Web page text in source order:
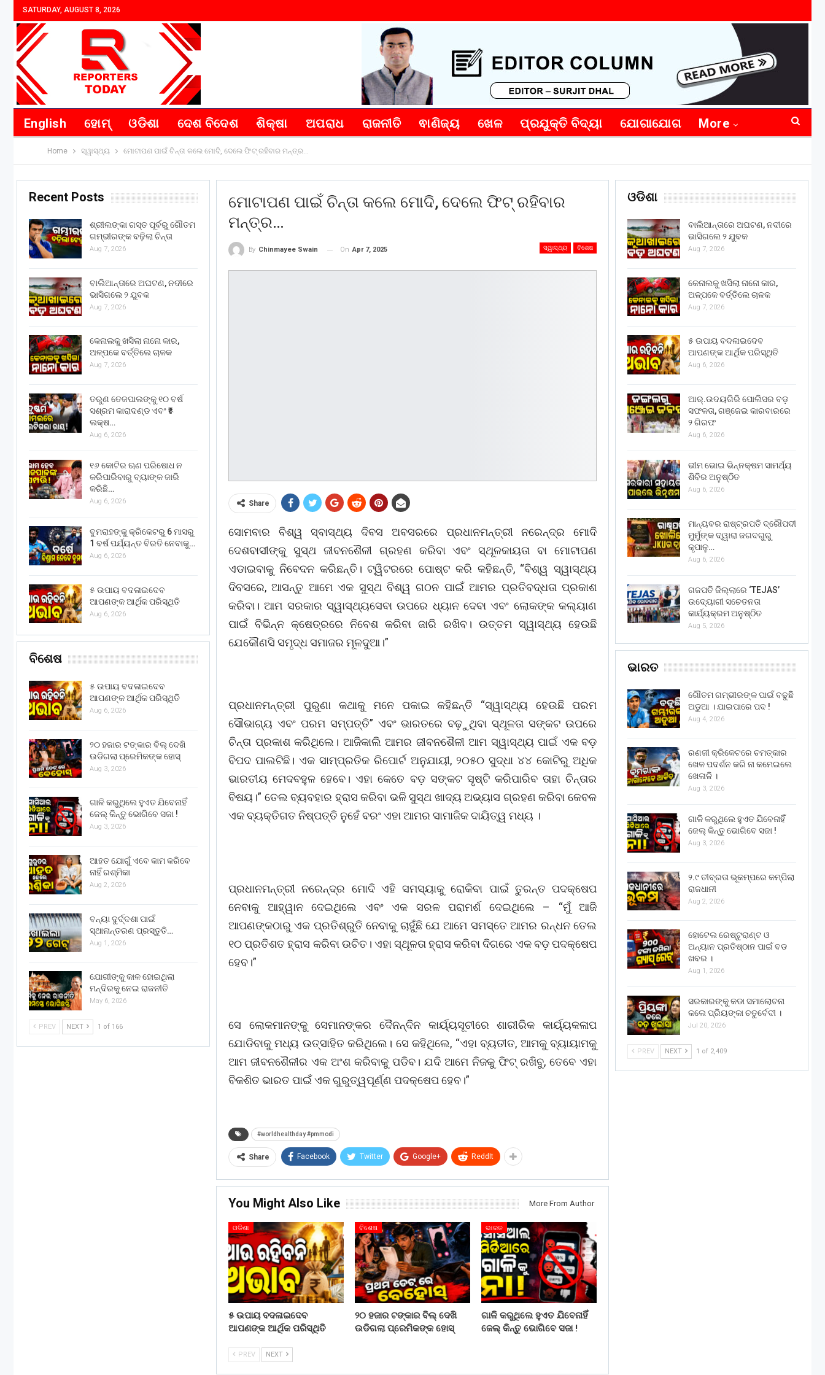
SATURDAY, AUGUST 8, 2026
English ହୋମ୍ ଓଡିଶା ଦେଶ ବିଦେଶ ଶିକ୍ଷା ଅପରାଧ ରାଜନୀତି ଵାଣିଜ୍ୟ ଖେଳ ପ୍ରଯୁକ୍ତି ବିଦ୍ୟା ଯୋଗାଯୋଗ More
Home ସ୍ୱାସ୍ଥ୍ୟ ମୋଟାପଣ ପାଇଁ ଚିନ୍ତା କଲେ ମୋଦି, ଦେଲେ ଫିଟ୍ ରହିବାର ମନ୍ତ୍ର…
ମୋଟାପଣ ପାଇଁ ଚିନ୍ତା କଲେ ମୋଦି, ଦେଲେ ଫିଟ୍ ରହିବାର
ମନ୍ତ୍ର…
ସ୍ୱାସ୍ଥ୍ୟ ବିଶେଷ
By Chinmayee Swain On Apr 7, 2025
Share
ସୋମବାର ବିଶ୍ୱ ସ୍ବାସ୍ଥ୍ୟ ଦିବସ ଅବସରରେ ପ୍ରଧାନମନ୍ତ୍ରୀ ନରେନ୍ଦ୍ର ମୋଦି
ଦେଶବାସୀଙ୍କୁ ସୁସ୍ଥ ଜୀବନଶୈଳୀ ଗ୍ରହଣ କରିବା ଏବଂ ସ୍ଥୂଳକାୟତା ବା ମୋଟାପଣ
ଏଡାଇବାକୁ ନିବେଦନ କରିଛନ୍ତି। ଟ୍ୱିଟରରେ ପୋଷ୍ଟ କରି କହିଛନ୍ତି, “ବିଶ୍ୱ ସ୍ୱାସ୍ଥ୍ୟ
ଦିବସରେ, ଆସନ୍ତୁ ଆମେ ଏକ ସୁସ୍ଥ ବିଶ୍ୱ ଗଠନ ପାଇଁ ଆମର ପ୍ରତିବଦ୍ଧତା ପ୍ରକାଶ
କରିବା। ଆମ ସରକାର ସ୍ୱାସ୍ଥ୍ୟସେବା ଉପରେ ଧ୍ୟାନ ଦେବା ଏବଂ ଲୋକଙ୍କ କଲ୍ୟାଣ
ପାଇଁ ବିଭିନ୍ନ କ୍ଷେତ୍ରରେ ନିବେଶ କରିବା ଜାରି ରଖିବ। ଉତ୍ତମ ସ୍ୱାସ୍ଥ୍ୟ ହେଉଛି
ଯେକୌଣସି ସମୃଦ୍ଧ ସମାଜର ମୂଳଦୁଆ।”
ପ୍ରଧାନମନ୍ତ୍ରୀ ପୁରୁଣା କଥାକୁ ମନେ ପକାଇ କହିଛନ୍ତି “ସ୍ୱାସ୍ଥ୍ୟ ହେଉଛି ପରମ
ସୌଭାଗ୍ୟ ଏବଂ ପରମ ସମ୍ପତ୍ତି” ଏବଂ ଭାରତରେ ବଢ଼ୁଥିବା ସ୍ଥୂଳତା ସଙ୍କଟ ଉପରେ
ଚିନ୍ତା ପ୍ରକାଶ କରିଥିଲେ। ଆଜିକାଲି ଆମର ଜୀବନଶୈଳୀ ଆମ ସ୍ୱାସ୍ଥ୍ୟ ପାଇଁ ଏକ ବଡ଼
ବିପଦ ପାଲଟିଛି। ଏକ ସାମ୍ପ୍ରତିକ ରିପୋର୍ଟ ଅନୁଯାୟୀ, ୨୦୫୦ ସୁଦ୍ଧା ୪୪ କୋଟିରୁ ଅଧିକ
ଭାରତୀୟ ମେଦବହୁଳ ହେବେ। ଏହା କେତେ ବଡ଼ ସଙ୍କଟ ସୃଷ୍ଟି କରିପାରିବ ତାହା ଚିନ୍ତାର
ବିଷୟ।” ତେଲ ବ୍ୟବହାର ହ୍ରାସ କରିବା ଭଳି ସୁସ୍ଥ ଖାଦ୍ୟ ଅଭ୍ୟାସ ଗ୍ରହଣ କରିବା କେବଳ
ଏକ ବ୍ୟକ୍ତିଗତ ନିଷ୍ପତ୍ତି ନୁହେଁ ବରଂ ଏହା ଆମର ସାମାଜିକ ଦାୟିତ୍ୱ ମଧ୍ୟ ।
ପ୍ରଧାନମନ୍ତ୍ରୀ ନରେନ୍ଦ୍ର ମୋଦି ଏହି ସମସ୍ୟାକୁ ରୋକିବା ପାଇଁ ତୁରନ୍ତ ପଦକ୍ଷେପ
ନେବାକୁ ଆହ୍ୱାନ ଦେଇଥିଲେ ଏବଂ ଏକ ସରଳ ପରାମର୍ଶ ଦେଇଥିଲେ – “ମୁଁ ଆଜି
ଆପଣଙ୍କଠାରୁ ଏକ ପ୍ରତିଶ୍ରୁତି ନେବାକୁ ଚାହୁଁଛି ଯେ ଆମେ ସମସ୍ତେ ଆମର ରନ୍ଧନ ତେଲ
୧୦ ପ୍ରତିଶତ ହ୍ରାସ କରିବା ଉଚିତ। ଏହା ସ୍ଥୂଳତା ହ୍ରାସ କରିବା ଦିଗରେ ଏକ ବଡ଼ ପଦକ୍ଷେପ
ହେବ।”
ସେ ଲୋକମାନଙ୍କୁ ସେମାନଙ୍କର ଦୈନନ୍ଦିନ କାର୍ୟ୍ୟସୂଚୀରେ ଶାରୀରିକ କାର୍ୟ୍ୟକଳାପ
ଯୋଡିବାକୁ ମଧ୍ୟ ଉତ୍ସାହିତ କରିଥିଲେ। ସେ କହିଥିଲେ, “ଏହା ବ୍ୟତୀତ, ଆମକୁ ବ୍ୟାୟାମକୁ
ଆମ ଜୀବନଶୈଳୀର ଏକ ଅଂଶ କରିବାକୁ ପଡିବ। ଯଦି ଆମେ ନିଜକୁ ଫିଟ୍ ରଖିବୁ, ତେବେ ଏହା
ବିକଶିତ ଭାରତ ପାଇଁ ଏକ ଗୁରୁତ୍ୱପୂର୍ଣ୍ଣ ପଦକ୍ଷେପ ହେବ।”
#worldhealthday #pmmodi
Share Facebook Twitter Google+ ReddIt
You Might Also Like More From Author
ଓଡିଶା
୫ ଉପାୟ ବଦଳାଇଦେବ
ଆପଣଙ୍କ ଆର୍ଥିକ ପରିସ୍ଥିତି
ବିଶେଷ
୨୦ ହଜାର ଟଙ୍କାର ବିଲ୍ ଦେଖି
ଉଡିଗଲା ପ୍ରେମିକଙ୍କ ହୋସ୍
ଭାରତ
ଗାଳି କରୁଥିଲେ ହୁଏତ ଯିବେନାହିଁ
ଜେଲ୍ କିନ୍ତୁ ଭୋଗିବେ ସଜା !
PREV NEXT
ଓଡିଶା
ବାଲିଆନ୍ତାରେ ଅଘଟଣ, ନଦୀରେ
ଭାସିଗଲେ ୨ ଯୁବକ
Aug 7, 2026
କେନାଲକୁ ଖସିଲା ନାନୋ କାର,
ଅଳ୍ପକେ ବର୍ତ୍ତିଲେ ଚାଳକ
Aug 7, 2026
୫ ଉପାୟ ବଦଳାଇଦେବ
ଆପଣଙ୍କ ଆର୍ଥିକ ପରିସ୍ଥିତି
Aug 6, 2026
ଆର୍.ଉଦୟଗିରି ପୋଲିସର ବଡ଼
ସଫଳତା, ଗଞ୍ଜେଇ କାରବାରରେ
୨ ଗିରଫ
Aug 6, 2026
ଭୀମ ଭୋଇ ଭିନ୍ନକ୍ଷମ ସାମର୍ଥ୍ୟ
ଶିବିର ଅନୁଷ୍ଠିତ
Aug 6, 2026
ମାନ୍ୟବର ରାଷ୍ଟ୍ରପତି ଦ୍ରୌପଦୀ
ମୁର୍ମୁଙ୍କ ଦ୍ୱାରା ଜଗଦଗୁରୁ
କୃପାଳୁ…
Aug 6, 2026
ଗଜପତି ଜିଲ୍ଲାରେ ‘TEJAS’
ଉଦ୍ୟୋଗୀ ସଚେତନତା
କାର୍ଯ୍ୟକ୍ରମ ଅନୁଷ୍ଠିତ
Aug 5, 2026
ଭାରତ
ଗୌତମ ଗମ୍ଭୀରଙ୍କ ପାଇଁ ବଢୁଛି
ଅଡୁଆ । ଯାଇପାରେ ପଦ !
Aug 4, 2026
ରଣଜୀ କ୍ରିକେଟରେ ଚମତ୍କାର
ଖେଳ ପଦର୍ଶନ କରି ନା କମେଇଲେ
ଖେଳାଳି ।
Aug 3, 2026
ଗାଳି କରୁଥିଲେ ହୁଏତ ଯିବେନାହିଁ
ଜେଲ୍ କିନ୍ତୁ ଭୋଗିବେ ସଜା !
Aug 3, 2026
୨.୯ ତୀବ୍ରତା ଭୂକମ୍ପରେ କମ୍ପିଲା
ରାଜଧାନୀ
Aug 2, 2026
ହୋଟେଲ ରେଷ୍ଟୁରାଣ୍ଟ ଓ
ଅନ୍ୟାନ ପ୍ରତିଷ୍ଠାନ ପାଇଁ ବଡ
ଖବର ।
Aug 1, 2026
ସରକାରଙ୍କୁ କଡା ସମାଲୋଚନା
କଲେ ପ୍ରିୟଙ୍କା ଚତୁର୍ବେଦୀ ।
Jul 20, 2026
PREV NEXT 1 of 2,409
Recent Posts
ଶ୍ରୀଲଙ୍କା ଗସ୍ତ ପୂର୍ବରୁ ଗୌତମ
ଗମ୍ଭୀରଙ୍କ ବଢ଼ିଲା ଚିନ୍ତା
Aug 7, 2026
ବାଲିଆନ୍ତାରେ ଅଘଟଣ, ନଦୀରେ
ଭାସିଗଲେ ୨ ଯୁବକ
Aug 7, 2026
କେନାଲକୁ ଖସିଲା ନାନୋ କାର,
ଅଳ୍ପକେ ବର୍ତ୍ତିଲେ ଚାଳକ
Aug 7, 2026
ତରୁଣ ତେଜପାଲଙ୍କୁ ୧୦ ବର୍ଷ
ସଶ୍ରମ କାରାଦଣ୍ଡ ଏବଂ ₹୫
ଲକ୍ଷ…
Aug 6, 2026
୧୬ କୋଟିର ଋଣ ପରିଷୋଧ ନ
କରିପାରିବାରୁ ବ୍ୟାଙ୍କ ଜାରି
କରିଛି…
Aug 6, 2026
ବୁମରାହଙ୍କୁ କ୍ରିକେଟରୁ 6 ମାସରୁ
1 ବର୍ଷ ପର୍ଯ୍ୟନ୍ତ ବିରତି ନେବାକୁ…
Aug 6, 2026
୫ ଉପାୟ ବଦଳାଇଦେବ
ଆପଣଙ୍କ ଆର୍ଥିକ ପରିସ୍ଥିତି
Aug 6, 2026
ବିଶେଷ
୫ ଉପାୟ ବଦଳାଇଦେବ
ଆପଣଙ୍କ ଆର୍ଥିକ ପରିସ୍ଥିତି
Aug 6, 2026
୨୦ ହଜାର ଟଙ୍କାର ବିଲ୍ ଦେଖି
ଉଡିଗଲା ପ୍ରେମିକଙ୍କ ହୋସ୍
Aug 3, 2026
ଗାଳି କରୁଥିଲେ ହୁଏତ ଯିବେନାହିଁ
ଜେଲ୍ କିନ୍ତୁ ଭୋଗିବେ ସଜା !
Aug 3, 2026
ଆହତ ଯୋଗୁଁ ଏବେ କାମ କରିବେ
ନାହିଁ ରଶ୍ମିକା
Aug 2, 2026
ବନ୍ୟା ଦୁର୍ଦ୍ଦଶା ପାଇଁ
ସ୍ଥାନାନ୍ତରଣ ପ୍ରସ୍ତୁତି…
Aug 1, 2026
ଯୋଗୀଙ୍କୁ କାଳ ହୋଇଥିଲା
ମନ୍ଦିରକୁ ନେଇ ରାଜନୀତି
May 6, 2026
PREV NEXT 1 of 166